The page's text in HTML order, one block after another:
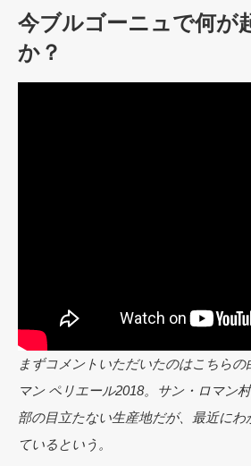
今ブルゴーニュで何が
か？
まずコメントいただいたのはこちら
マン ペリエール2018。サン・ロマン
部の目立たない生産地だが、最近に
ているという。